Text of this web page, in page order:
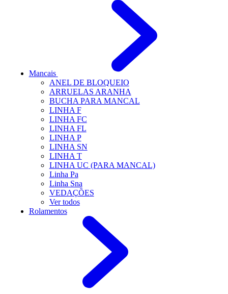
Mancais
ANEL DE BLOQUEIO
ARRUELAS ARANHA
BUCHA PARA MANCAL
LINHA F
LINHA FC
LINHA FL
LINHA P
LINHA SN
LINHA T
LINHA UC (PARA MANCAL)
Linha Pa
Linha Sna
VEDAÇÕES
Ver todos
Rolamentos